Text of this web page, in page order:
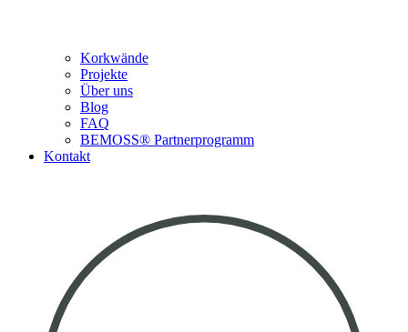
Korkwände
Projekte
Über uns
Blog
FAQ
BEMOSS® Partnerprogramm​
Kontakt